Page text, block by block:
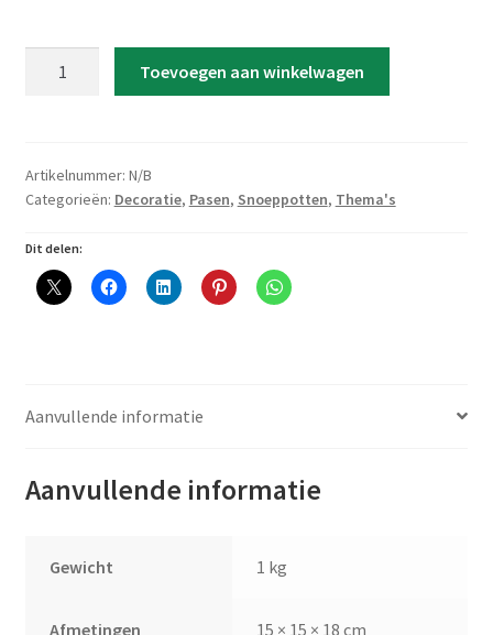
Toevoegen aan winkelwagen
Artikelnummer: N/B
Categorieën: Decoratie, Pasen, Snoeppotten, Thema's
Dit delen:
Aanvullende informatie
Aanvullende informatie
Gewicht 1 kg
Afmetingen 15 × 15 × 18 cm